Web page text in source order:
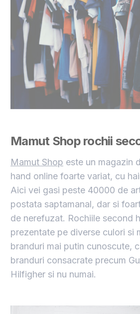
Mamut Shop rochii
Mamut Shop este un magazin
hand online foarte variat, cu
Aici vei gasi peste 40000 de
postata saptamanal, dar si
de nerefuzat. Rochiile second
prezentate pe diverse culori si
branduri mai putin cunoscute,
branduri consacrate precum
Hilfigher si nu numai.